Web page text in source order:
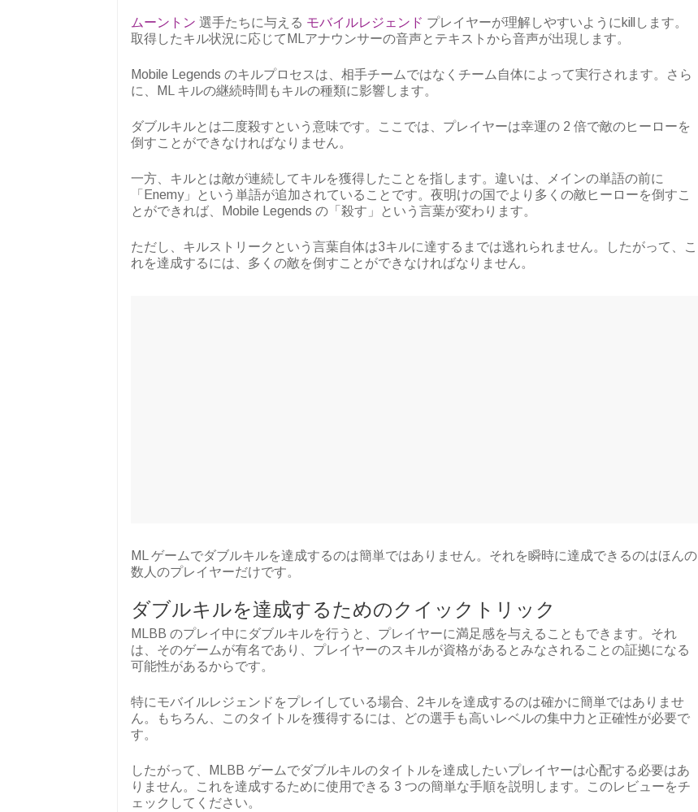
ムーントン 選手たちに与える モバイルレジェンド プレイヤーが理解しやすいようにkillします。
取得したキル状況に応じてMLアナウンサーの音声とテキストから音声が出現します。
Mobile Legends のキルプロセスは、相手チームではなくチーム自体によって実行されます。さら
に、ML キルの継続時間もキルの種類に影響します。
ダブルキルとは二度殺すという意味です。ここでは、プレイヤーは幸運の 2 倍で敵のヒーローを
倒すことができなければなりません。
一方、キルとは敵が連続してキルを獲得したことを指します。違いは、メインの単語の前に
「Enemy」という単語が追加されていることです。夜明けの国でより多くの敵ヒーローを倒すこ
とができれば、Mobile Legends の「殺す」という言葉が変わります。
ただし、キルストリークという言葉自体は3キルに達するまでは逃れられません。したがって、こ
れを達成するには、多くの敵を倒すことができなければなりません。
ML ゲームでダブルキルを達成するのは簡単ではありません。それを瞬時に達成できるのはほんの
数人のプレイヤーだけです。
ダブルキルを達成するためのクイックトリック
MLBB のプレイ中にダブルキルを行うと、プレイヤーに満足感を与えることもできます。それ
は、そのゲームが有名であり、プレイヤーのスキルが資格があるとみなされることの証拠になる
可能性があるからです。
特にモバイルレジェンドをプレイしている場合、2キルを達成するのは確かに簡単ではありませ
ん。もちろん、このタイトルを獲得するには、どの選手も高いレベルの集中力と正確性が必要で
す。
したがって、MLBB ゲームでダブルキルのタイトルを達成したいプレイヤーは心配する必要はあ
りません。これを達成するために使用できる 3 つの簡単な手順を説明します。このレビューをチ
ェックしてください。